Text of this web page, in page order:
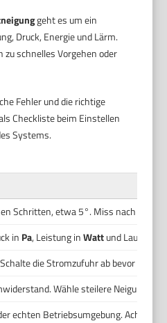
geht es um ein
Druck, Energie und Lärm.
schnelles Vorgehen oder
Fehler und die richtige
Checkliste beim Einstellen
Systems.
Schritten, etwa 5°. Miss nach
in Pa, Leistung inWattund
die Stromzufuhr ab bevor du
Wähle steilere Neigung
echten Betriebsumgebung. Achte